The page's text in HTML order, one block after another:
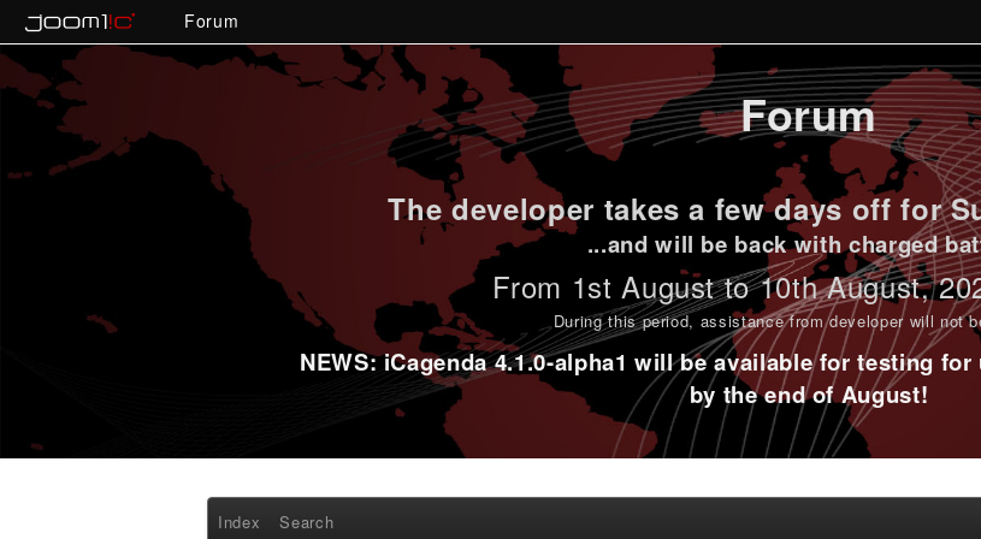
Forum
Forum
The developer takes a few days off for
...and will be back with charged
From 1st August to 10th August,
During this period, assistance from developer will not
NEWS: iCagenda 4.1.0-alpha1 will be available for testing
by the end of August!
Index Search